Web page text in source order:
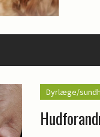
Dyrlæge/